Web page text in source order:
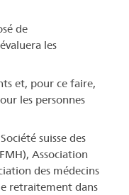
de
les
et, pour ce faire,
les personnes
suisse des
Association
des médecins
retraitement dans